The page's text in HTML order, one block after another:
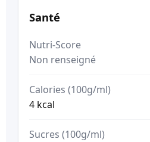
Santé
Nutri-Score
Non renseigné
Calories (100g/ml)
4 kcal
Sucres (100g/ml)